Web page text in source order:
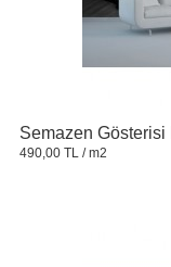
Semazen Gösterisi
490,00 TL / m2